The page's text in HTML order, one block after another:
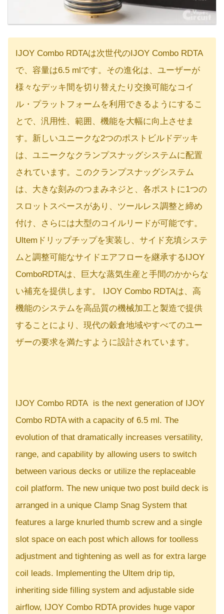
IJOY Combo RDTAは次世代のIJOY Combo RDTA
で、容量は6.5 mlです。その進化は、ユーザーが
様々なデッキ間を切り替えたり交換可能なコイ
ル・プラットフォームを利用できるようにするこ
とで、汎用性、範囲、機能を大幅に向上させま
す。新しいユニークな2つのポストビルドデッキ
は、ユニークなクランプスナッグシステムに配置
されています。このクランプスナッグシステム
は、大きな刻みのつまみネジと、各ポストに1つの
スロットスペースがあり、ツールレス調整と締め
付け、さらには大型のコイルリードが可能です。
Ultemドリップチップを実装し、サイド充填システ
ムと調整可能なサイドエアフローを継承するIJOY
ComboRDTAは、巨大な蒸気生産と手間のかからな
い補充を提供します。 IJOY Combo RDTAは、高
機能のシステムを高品質の機械加工と製造で提供
することにより、現代の穀倉地域やすべてのユー
ザーの要求を満たすように設計されています。
IJOY Combo RDTA is the next generation of IJOY
Combo RDTA with a capacity of 6.5 ml. The
evolution of that dramatically increases versatility,
range, and capability by allowing users to switch
between various decks or utilize the replaceable
coil platform. The new unique two post build deck is
arranged in a unique Clamp Snag System that
features a large knurled thumb screw and a single
slot space on each post which allows for toolless
adjustment and tightening as well as for extra large
coil leads. Implementing the Ultem drip tip,
inheriting side filling system and adjustable side
airflow, IJOY Combo RDTA provides huge vapor